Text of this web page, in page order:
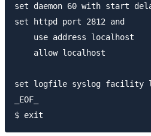
set daemon 60 with start
set httpd port 2812 and
    use address localhost
    allow localhost
set logfile syslog facility
_EOF_